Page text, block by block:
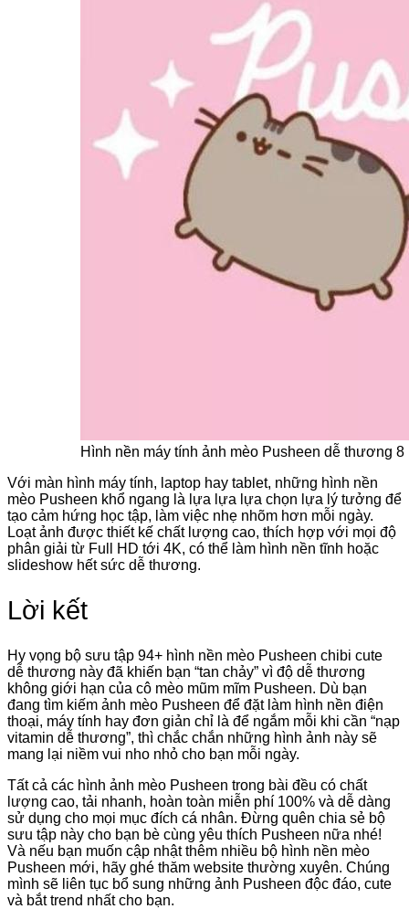
Hình nền máy tính ảnh mèo Pusheen dễ thương 8
Với màn hình máy tính, laptop hay tablet, những hình nền
mèo Pusheen khổ ngang là lựa lựa lựa chọn lựa lý tưởng để
tạo cảm hứng học tập, làm việc nhẹ nhõm hơn mỗi ngày.
Loạt ảnh được thiết kế chất lượng cao, thích hợp với mọi độ
phân giải từ Full HD tới 4K, có thể làm hình nền tĩnh hoặc
slideshow hết sức dễ thương.
Lời kết
Hy vọng bộ sưu tập 94+ hình nền mèo Pusheen chibi cute
dễ thương này đã khiến bạn “tan chảy” vì độ dễ thương
không giới hạn của cô mèo mũm mĩm Pusheen. Dù bạn
đang tìm kiếm ảnh mèo Pusheen để đặt làm hình nền điện
thoại, máy tính hay đơn giản chỉ là để ngắm mỗi khi cần “nạp
vitamin dễ thương”, thì chắc chắn những hình ảnh này sẽ
mang lại niềm vui nho nhỏ cho bạn mỗi ngày.
Tất cả các hình ảnh mèo Pusheen trong bài đều có chất
lượng cao, tải nhanh, hoàn toàn miễn phí 100% và dễ dàng
sử dụng cho mọi mục đích cá nhân. Đừng quên chia sẻ bộ
sưu tập này cho bạn bè cùng yêu thích Pusheen nữa nhé!
Và nếu bạn muốn cập nhật thêm nhiều bộ hình nền mèo
Pusheen mới, hãy ghé thăm website thường xuyên. Chúng
mình sẽ liên tục bổ sung những ảnh Pusheen độc đáo, cute
và bắt trend nhất cho bạn.